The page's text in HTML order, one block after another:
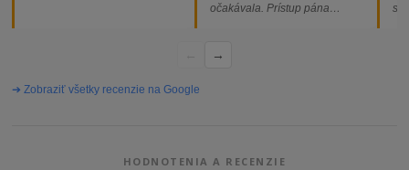
očakávala. Prístup pána
problémov. Vrele odporúčam!“
→
➔ Zobraziť všetky recenzie na Google
HODNOTENIA A RECENZIE